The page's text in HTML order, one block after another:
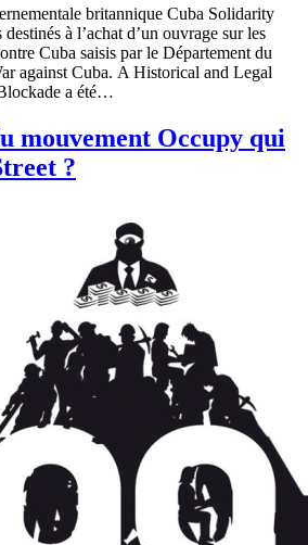
britannique Cuba Solidarity
à l’achat d’un ouvrage sur les
Cuba saisis par le Département du
against Cuba. A Historical and Legal
a été…
mouvement Occupy qui
?